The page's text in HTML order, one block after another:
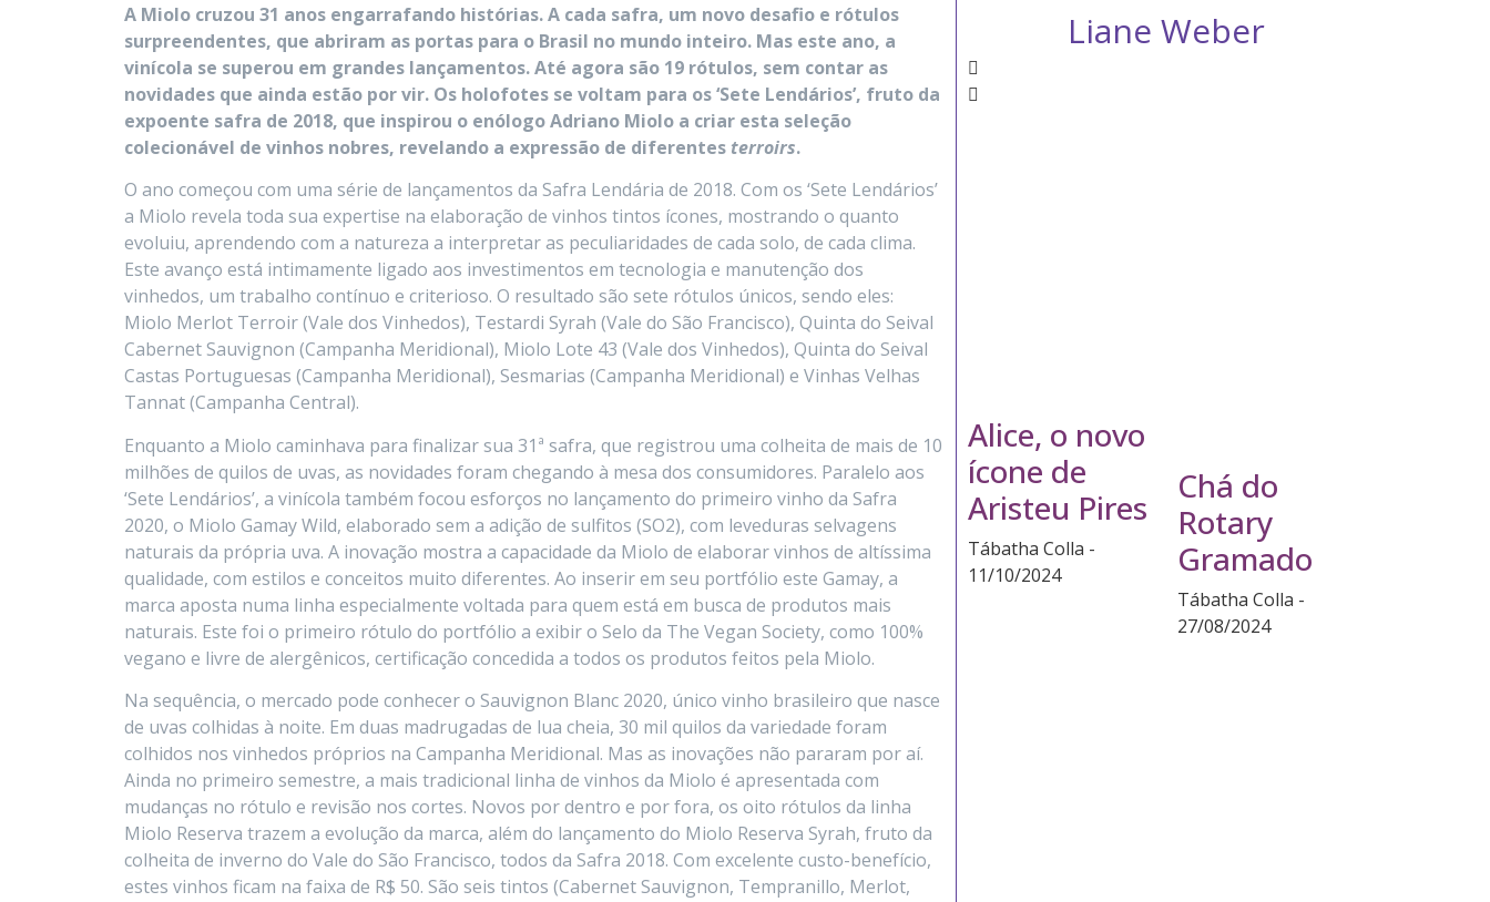
A Miolo cruzou 31 anos engarrafando histórias. A cada safra, um novo desafio e rótulos
surpreendentes, que abriram as portas para o Brasil no mundo inteiro. Mas este ano, a
vinícola se superou em grandes lançamentos. Até agora são 19 rótulos, sem contar as
novidades que ainda estão por vir. Os holofotes se voltam para os ‘Sete Lendários’, fruto da
expoente safra de 2018, que inspirou o enólogo Adriano Miolo a criar esta seleção
colecionável de vinhos nobres, revelando a expressão de diferentes terroirs.
O ano começou com uma série de lançamentos da Safra Lendária de 2018. Com os ‘Sete Lendários’
a Miolo revela toda sua expertise na elaboração de vinhos tintos ícones, mostrando o quanto
evoluiu, aprendendo com a natureza a interpretar as peculiaridades de cada solo, de cada clima.
Este avanço está intimamente ligado aos investimentos em tecnologia e manutenção dos
vinhedos, um trabalho contínuo e criterioso. O resultado são sete rótulos únicos, sendo eles:
Miolo Merlot Terroir (Vale dos Vinhedos), Testardi Syrah (Vale do São Francisco), Quinta do Seival
Cabernet Sauvignon (Campanha Meridional), Miolo Lote 43 (Vale dos Vinhedos), Quinta do Seival
Castas Portuguesas (Campanha Meridional), Sesmarias (Campanha Meridional) e Vinhas Velhas
Tannat (Campanha Central).
Enquanto a Miolo caminhava para finalizar sua 31ª safra, que registrou uma colheita de mais de 10
milhões de quilos de uvas, as novidades foram chegando à mesa dos consumidores. Paralelo aos
‘Sete Lendários’, a vinícola também focou esforços no lançamento do primeiro vinho da Safra
2020, o Miolo Gamay Wild, elaborado sem a adição de sulfitos (SO2), com leveduras selvagens
naturais da própria uva. A inovação mostra a capacidade da Miolo de elaborar vinhos de altíssima
qualidade, com estilos e conceitos muito diferentes. Ao inserir em seu portfólio este Gamay, a
marca aposta numa linha especialmente voltada para quem está em busca de produtos mais
naturais. Este foi o primeiro rótulo do portfólio a exibir o Selo da The Vegan Society, como 100%
vegano e livre de alergênicos, certificação concedida a todos os produtos feitos pela Miolo.
Na sequência, o mercado pode conhecer o Sauvignon Blanc 2020, único vinho brasileiro que nasce
de uvas colhidas à noite. Em duas madrugadas de lua cheia, 30 mil quilos da variedade foram
colhidos nos vinhedos próprios na Campanha Meridional. Mas as inovações não pararam por aí.
Ainda no primeiro semestre, a mais tradicional linha de vinhos da Miolo é apresentada com
mudanças no rótulo e revisão nos cortes. Novos por dentro e por fora, os oito rótulos da linha
Miolo Reserva trazem a evolução da marca, além do lançamento do Miolo Reserva Syrah, fruto da
colheita de inverno do Vale do São Francisco, todos da Safra 2018. Com excelente custo-benefício,
estes vinhos ficam na faixa de R$ 50. São seis tintos (Cabernet Sauvignon, Tempranillo, Merlot,
Liane Weber
Alice, o novo
ícone de
Aristeu Pires
Tábatha Colla
11/10/2024
Chá do
Rotary
Gramado
Tábatha Colla
27/08/2024